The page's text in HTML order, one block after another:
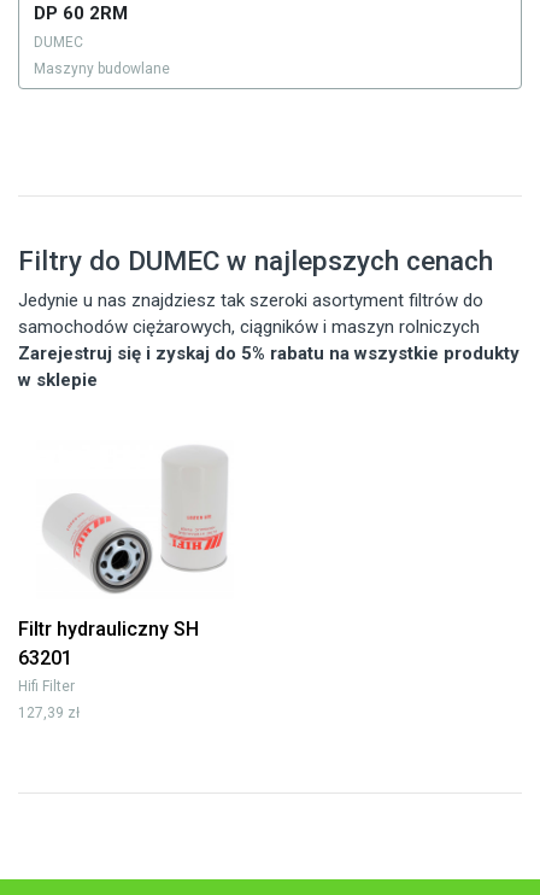
DP 60 2RM
DUMEC
Maszyny budowlane
Filtry do DUMEC w najlepszych cenach
Jedynie u nas znajdziesz tak szeroki asortyment filtrów do
samochodów ciężarowych, ciągników i maszyn rolniczych
Zarejestruj się i zyskaj do 5% rabatu na wszystkie produkty
w sklepie
Filtr hydrauliczny SH
63201
Hifi Filter
127,39 zł